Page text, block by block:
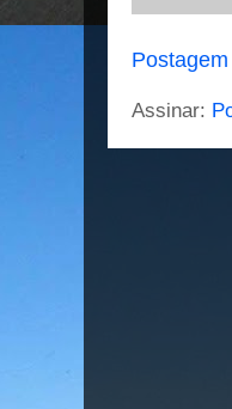
Assinar: